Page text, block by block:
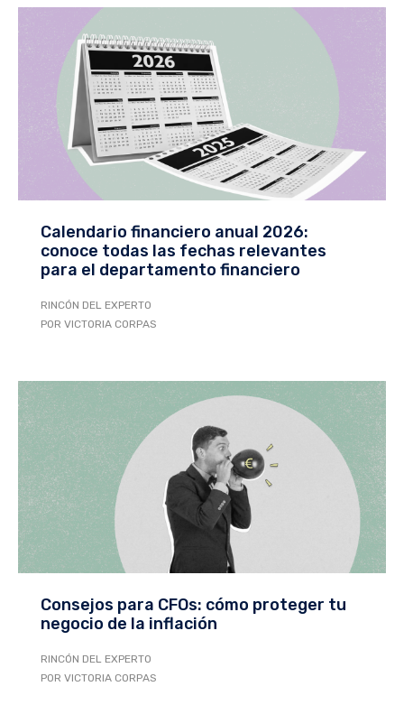
Calendario financiero anual 2026:
conoce todas las fechas relevantes
para el departamento financiero
RINCÓN DEL EXPERTO
POR VICTORIA CORPAS
Consejos para CFOs: cómo proteger tu
negocio de la inflación
RINCÓN DEL EXPERTO
POR VICTORIA CORPAS